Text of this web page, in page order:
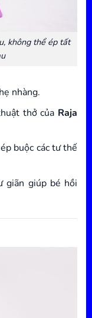
không thể ép tất
nhàng.
thở của Raja
buộc các tư thế
giãn giúp bé hồi